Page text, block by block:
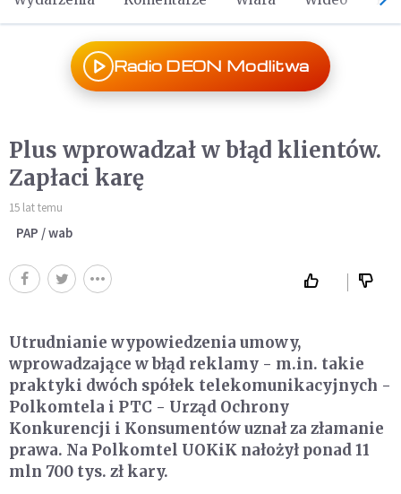
Radio DEON Modlitwa
Plus wprowadzał w błąd klientów.
Zapłaci karę
15 lat temu
PAP / wab
Utrudnianie wypowiedzenia umowy,
wprowadzające w błąd reklamy - m.in. takie
praktyki dwóch spółek telekomunikacyjnych -
Polkomtela i PTC - Urząd Ochrony
Konkurencji i Konsumentów uznał za złamanie
prawa. Na Polkomtel UOKiK nałożył ponad 11
mln 700 tys. zł kary.